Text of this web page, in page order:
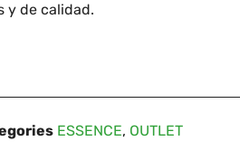
y de calidad.
ESSENCE, OUTLET